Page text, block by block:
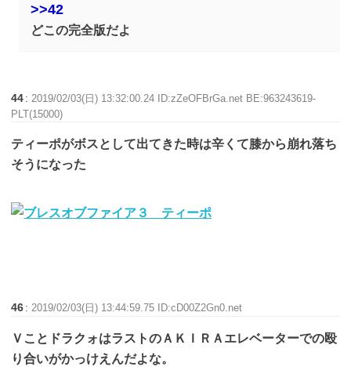
>>42
どこの完全版だよ
44 : 2019/02/03(日) 13:32:00.24 ID:zZeOFBrGa.net BE:963243619-
PLT(15000)
ティーポがボスとして出てきた時は辛くて膝から崩れ落ち
そうになった
46 :2019/02/03(日) 13:44:59.75 ID:cD00Z2Gn0.net
ＶことドラクォはラストのＡＫＩＲＡエレベーターでの殴
り合いがかっけえんだよな。